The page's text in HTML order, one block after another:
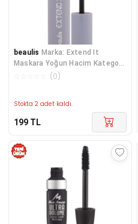
beaulis Marka: Extend It
Maskara Yoğun Hacim Kategori:
(0)
Stokta 2 adet kaldı.
199 TL